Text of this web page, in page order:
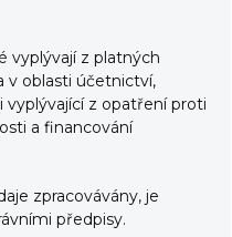
vyplývají z platných
v oblasti účetnictví,
vyplývající z opatření proti
a financování
zpracovávány, je
předpisy.